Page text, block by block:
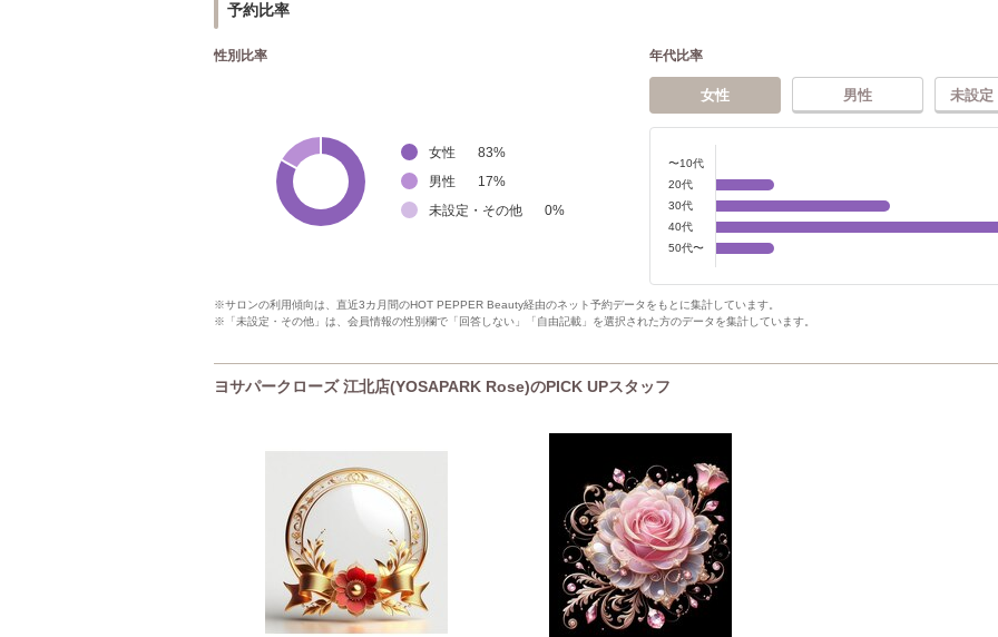
予約比率
性別比率
女性 83%
男性
17%
未設定・その他
0%
年代比率
女性 男性 未設定
〜10代
20代
30代
40代
50代〜
※サロンの利用傾向は、直近3カ月間のHOT PEPPER Beauty経由のネット予約データをもとに集計しています。
※「未設定・その他」は、会員情報の性別欄で「回答しない」「自由記載」を選択された方のデータを集計しています。
ヨサパークローズ 江北店(YOSAPARK Rose)のPICK UPスタッフ